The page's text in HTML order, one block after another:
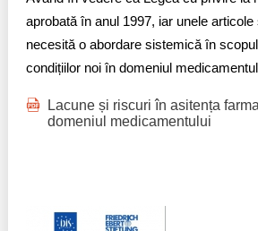
aprobată în anul 1997, iar unele
necesită o abordare sistemică în
condițiilor noi în domeniul
Lacune și riscuri în asitența
domeniul medicamentului